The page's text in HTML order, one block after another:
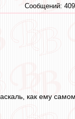
Сообщений:
как ему